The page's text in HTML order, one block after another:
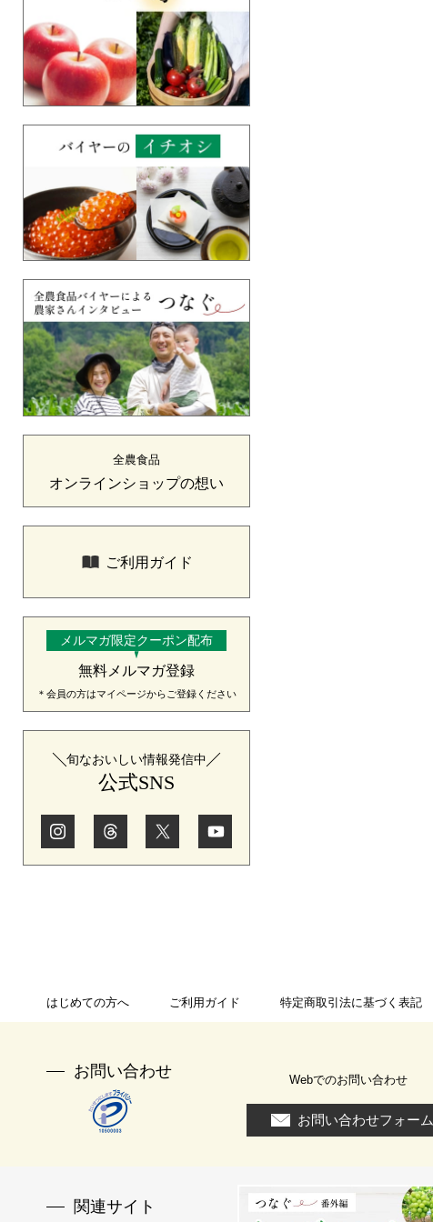
全農食品
オンラインショップの想い
ご利用ガイド
メルマガ限定クーポン配布
無料メルマガ登録
＊会員の方はマイページからご登録ください
旬なおいしい情報発信中
公式SNS
はじめての方へ ご利用ガイド 特定商取引法に基づく表記
お問い合わせ Webでのお問い合わせ
お問い合わせフォーム
関連サイト